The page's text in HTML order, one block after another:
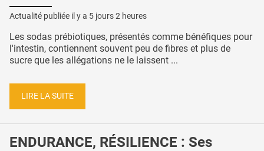
Actualité publiée il y a 5 jours 2 heures
Les sodas prébiotiques, présentés comme bénéfiques pour
l'intestin, contiennent souvent peu de fibres et plus de
sucre que les allégations ne le laissent ...
LIRE LA SUITE
ENDURANCE, RÉSILIENCE : Ses